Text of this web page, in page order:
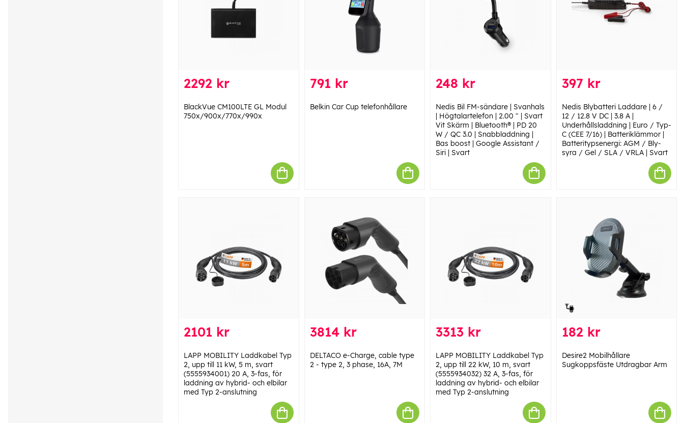
2292 kr
BlackVue CM100LTE GL Modul
750x/900x/770x/990x
791 kr
Belkin Car Cup telefonhållare
248 kr
Nedis Bil FM-sändare | Svanhals
| Högtalartelefon | 2.00 " | Svart
Vit Skärm | Bluetooth® | PD 20
W / QC 3.0 | Snabbladdning |
Bas boost | Google Assistant /
Siri | Svart
397 kr
Nedis Blybatteri Laddare | 6 /
12 / 12.8 V DC | 3.8 A |
Underhållsladdning | Euro / Typ-
C (CEE 7/16) | Batteriklämmor |
Batteritypsenergi: AGM / Bly-
syra / Gel / SLA / VRLA | Svart
2101 kr
LAPP MOBILITY Laddkabel Typ
2, upp till 11 kW, 5 m, svart
(5555934001) 20 A, 3-fas, för
laddning av hybrid- och elbilar
med Typ 2-anslutning
3814 kr
DELTACO e-Charge, cable type
2 - type 2, 3 phase, 16A, 7M
3313 kr
LAPP MOBILITY Laddkabel Typ
2, upp till 22 kW, 10 m, svart
(5555934032) 32 A, 3-fas, för
laddning av hybrid- och elbilar
med Typ 2-anslutning
182 kr
Desire2 Mobilhållare
Sugkoppsfäste Utdragbar Arm